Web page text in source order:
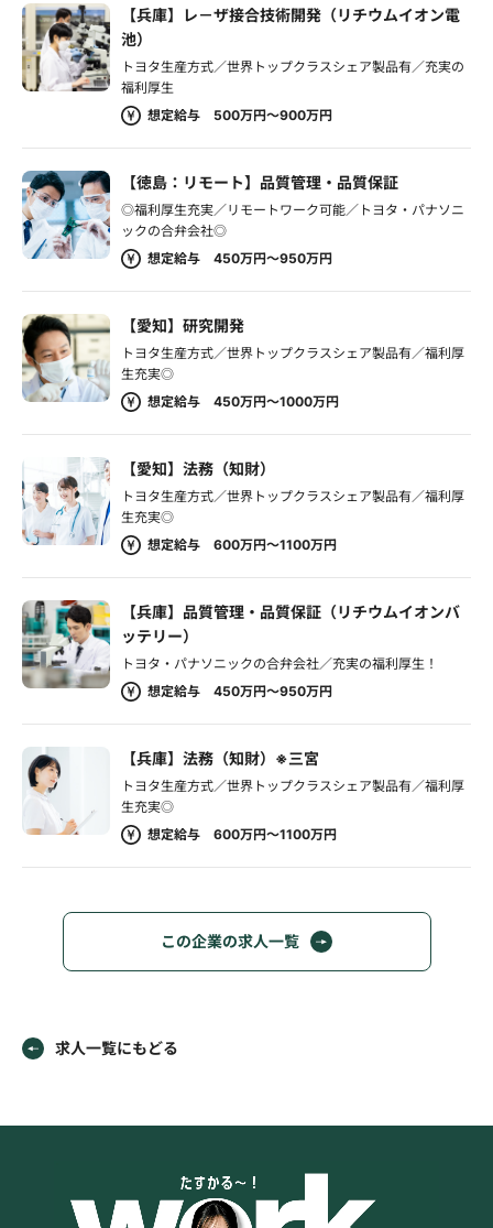
【兵庫】レ－ザ接合技術開発（リチウムイオン電
池）
トヨタ生産方式／世界トップクラスシェア製品有／充実の
福利厚生
想定給与 500万円～900万円
【徳島：リモート】品質管理・品質保証
◎福利厚生充実／リモートワーク可能／トヨタ・パナソニ
ックの合弁会社◎
想定給与 450万円～950万円
【愛知】研究開発
トヨタ生産方式／世界トップクラスシェア製品有／福利厚
生充実◎
想定給与 450万円～1000万円
【愛知】法務（知財）
トヨタ生産方式／世界トップクラスシェア製品有／福利厚
生充実◎
想定給与 600万円～1100万円
【兵庫】品質管理・品質保証（リチウムイオンバ
ッテリー）
トヨタ・パナソニックの合弁会社／充実の福利厚生！
想定給与 450万円～950万円
【兵庫】法務（知財）※三宮
トヨタ生産方式／世界トップクラスシェア製品有／福利厚
生充実◎
想定給与 600万円～1100万円
この企業の求人一覧
求人一覧にもどる